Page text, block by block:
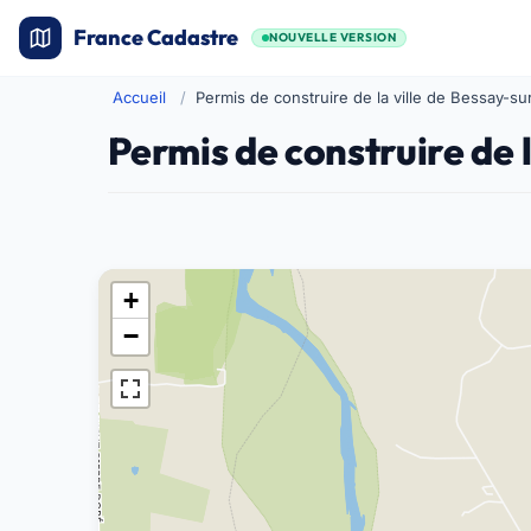
France Cadastre NOUVELLE VERSION
Accueil Permis de construire de la ville de Bessay-
Permis de construire
+
−